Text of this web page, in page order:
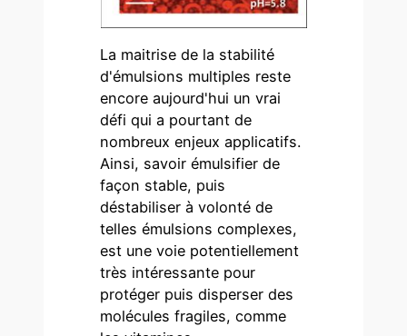
La maitrise de la stabilité
d'émulsions multiples reste
encore aujourd'hui un vrai
défi qui a pourtant de
nombreux enjeux applicatifs.
Ainsi, savoir émulsifier de
façon stable, puis
déstabiliser à volonté de
telles émulsions complexes,
est une voie potentiellement
très intéressante pour
protéger puis disperser des
molécules fragiles, comme